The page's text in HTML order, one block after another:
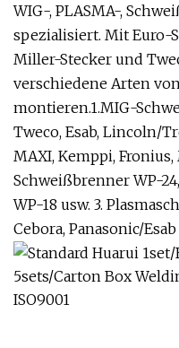
WIG-, PLASMA-,
spezialisiert. Mit Euro-
Miller-Stecker und
verschiedene Arten
montieren.1.MIG-
Tweco, Esab, Lincoln/
MAXI, Kemppi,
Schweißbrenner WP-24,
WP-18 usw. 3.
Cebora, Panasonic/Esab